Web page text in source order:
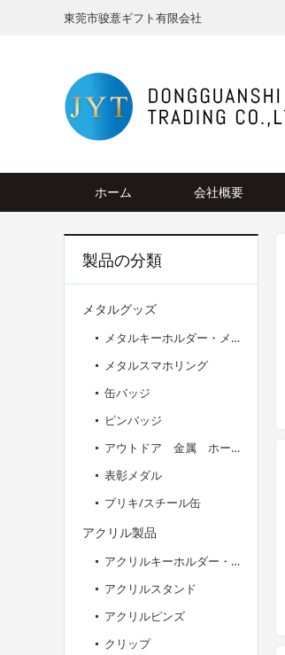
東莞市骏薏ギフト有限会社
ホーム 会社概要
製品の分類
メタルグッズ
メタルキーホルダー・メタルチャーム
メタルスマホリング
缶バッジ
ピンバッジ
アウトドア 金属 ホールダー
表彰メダル
ブリキ/スチール缶
アクリル製品
アクリルキーホルダー・アクリルチャーム
アクリルスタンド
アクリルピンズ
クリップ